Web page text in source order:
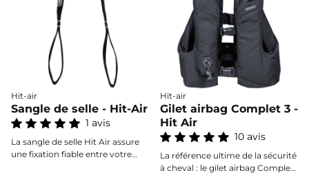
Hit-air
Sangle de selle - Hit-Air
1 avis
La sangle de selle Hit Air assure
une fixation fiable entre votre
Hit-air
Gilet airbag Complet 3 -
Hit Air
10 avis
La référence ultime de la sécurité
à cheval : le gilet airbag Complet